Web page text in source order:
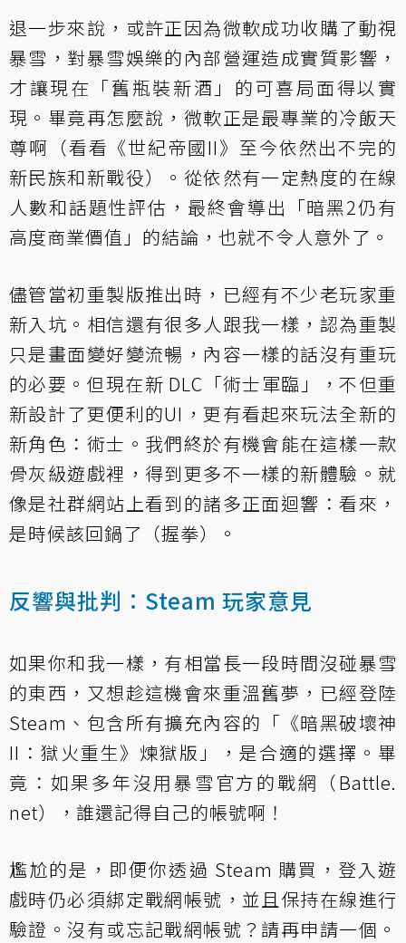
退一步來說，或許正因為微軟成功收購了動視
暴雪，對暴雪娛樂的內部營運造成實質影響，
才讓現在「舊瓶裝新酒」的可喜局面得以實
現。畢竟再怎麼說，微軟正是最專業的冷飯天
尊啊（看看《世紀帝國II》至今依然出不完的
新民族和新戰役）。從依然有一定熱度的在線
人數和話題性評估，最終會導出「暗黑2仍有
高度商業價值」的結論，也就不令人意外了。
儘管當初重製版推出時，已經有不少老玩家重
新入坑。相信還有很多人跟我一樣，認為重製
只是畫面變好變流暢，內容一樣的話沒有重玩
的必要。但現在新 DLC「術士軍臨」，不但重
新設計了更便利的UI，更有看起來玩法全新的
新角色：術士。我們終於有機會能在這樣一款
骨灰級遊戲裡，得到更多不一樣的新體驗。就
像是社群網站上看到的諸多正面迴響：看來，
是時候該回鍋了（握拳）。
反響與批判：Steam 玩家意見
如果你和我一樣，有相當長一段時間沒碰暴雪
的東西，又想趁這機會來重溫舊夢，已經登陸
Steam、包含所有擴充內容的「《暗黑破壞神
II：獄火重生》煉獄版」，是合適的選擇。畢
竟：如果多年沒用暴雪官方的戰網（Battle.
net），誰還記得自己的帳號啊！
尷尬的是，即便你透過 Steam 購買，登入遊
戲時仍必須綁定戰網帳號，並且保持在線進行
驗證。沒有或忘記戰網帳號？請再申請一個。